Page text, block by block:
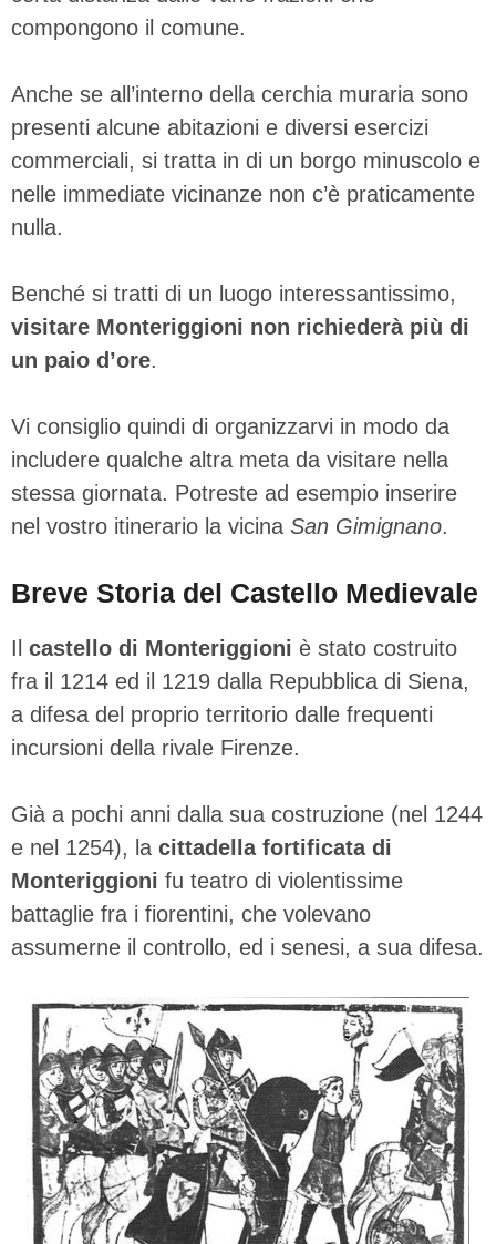
compongono il comune.
Anche se all’interno della cerchia muraria sono
presenti alcune abitazioni e diversi esercizi
commerciali, si tratta in di un borgo minuscolo e
nelle immediate vicinanze non c’è praticamente
nulla.
Benché si tratti di un luogo interessantissimo,
visitare Monteriggioni non richiederà più di
un paio d’ore.
Vi consiglio quindi di organizzarvi in modo da
includere qualche altra meta da visitare nella
stessa giornata. Potreste ad esempio inserire
nel vostro itinerario la vicina San Gimignano.
Breve Storia del Castello Medievale
Il castello di Monteriggioni è stato costruito
fra il 1214 ed il 1219 dalla Repubblica di Siena,
a difesa del proprio territorio dalle frequenti
incursioni della rivale Firenze.
Già a pochi anni dalla sua costruzione (nel 1244
e nel 1254), la cittadella fortificata di
Monteriggioni fu teatro di violentissime
battaglie fra i fiorentini, che volevano
assumerne il controllo, ed i senesi, a sua difesa.